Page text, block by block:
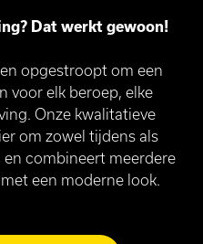
Dat werkt gewoon!
opgestroopt om een
voor elk beroep, elke
Onze kwalitatieve
om zowel tijdens als
combineert meerdere
een moderne look.